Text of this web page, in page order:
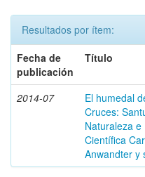
Resultados por ítem:
Fecha de
publicación
Título
2014-07
El humedal
Cruces:
Naturaleza e
Científica
Anwandter y